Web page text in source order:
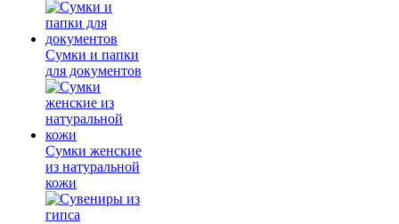
Сумки и папки
для документов
Сумки женские
из натуральной
кожи